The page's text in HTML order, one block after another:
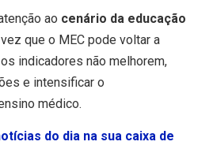
ao cenário da educação
que o MEC pode voltar a
indicadores não melhorem,
e intensificar o
médico.
do dia na sua caixa de